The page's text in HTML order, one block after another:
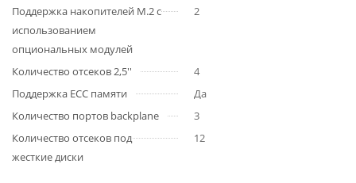
Поддержка накопителей M.2 с
использованием
опциональных модулей
2
Количество отсеков 2,5''
4
Поддержка ECC памяти
Да
Количество портов backplane
3
Количество отсеков под
жесткие диски
12